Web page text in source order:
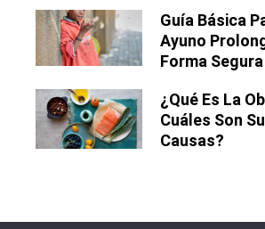
Guía Básica
Ayuno
Forma
¿Qué Es La
Cuáles Son
Causas?